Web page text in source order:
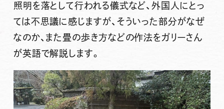
照明を落として行われる儀式など、外国人にとっ
ては不思議に感じますが、そういった部分がなぜ
なのか、また畳の歩き方などの作法をガリーさん
が英語で解説します。